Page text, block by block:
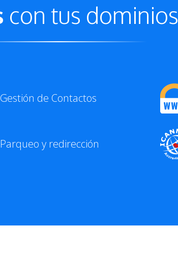
con tus dominios
Gestión de Contactos
Parqueo y redirección